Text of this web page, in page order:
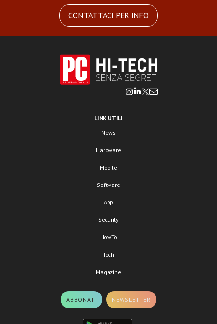
CONTATTACI PER INFO
LINK UTILI
News
Hardware
Mobile
Software
App
Security
HowTo
Tech
Magazine
ABBONATI NEWSLETTER